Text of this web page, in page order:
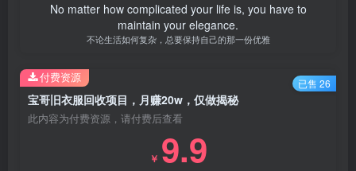
No matter how complicated your life is, you have to
maintain your elegance.
不论生活如何复杂，总要保持自己的那一份优雅
宝哥旧衣服回收项目，月赚20w，仅做揭秘
此内容为付费资源，请付费后查看
￥ 9.9
付费资源 已售 26